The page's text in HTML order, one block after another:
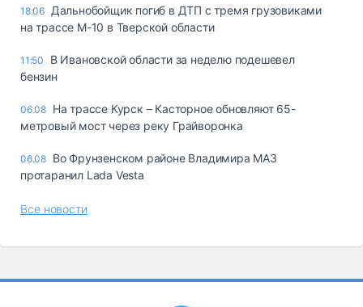
18:06 Дальнобойщик погиб в ДТП с тремя грузовиками
на трассе М-10 в Тверской области
11:50
В Ивановской области за неделю подешевел
бензин
06.08 На трассе Курск – Касторное обновляют 65-
метровый мост через реку Грайворонка
06.08 Во Фрунзенском районе Владимира МАЗ
протаранил Lada Vesta
Все новости